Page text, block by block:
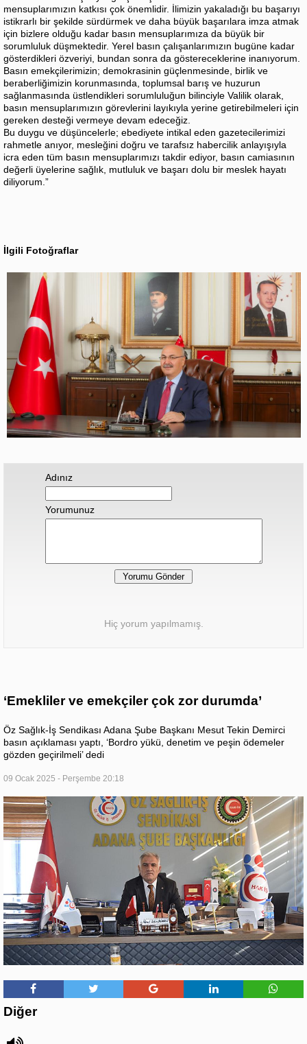
mensuplarımızın katkısı çok önemlidir. İlimizin yakaladığı bu başarıyı
istikrarlı bir şekilde sürdürmek ve daha büyük başarılara imza atmak
için bizlere olduğu kadar basın mensuplarımıza da büyük bir
sorumluluk düşmektedir. Yerel basın çalışanlarımızın bugüne kadar
gösterdikleri özveriyi, bundan sonra da göstereceklerine inanıyorum.
Basın emekçilerimizin; demokrasinin güçlenmesinde, birlik ve
beraberliğimizin korunmasında, toplumsal barış ve huzurun
sağlanmasında üstlendikleri sorumluluğun bilinciyle Valilik olarak,
basın mensuplarımızın görevlerini layıkıyla yerine getirebilmeleri için
gereken desteği vermeye devam edeceğiz.
Bu duygu ve düşüncelerle; ebediyete intikal eden gazetecilerimizi
rahmetle anıyor, mesleğini doğru ve tarafsız habercilik anlayışıyla
icra eden tüm basın mensuplarımızı takdir ediyor, basın camiasının
değerli üyelerine sağlık, mutluluk ve başarı dolu bir meslek hayatı
diliyorum.”
İlgili Fotoğraflar
Adınız
Yorumunuz
Hiç yorum yapılmamış.
‘Emekliler ve emekçiler çok zor durumda’
Öz Sağlık-İş Sendikası Adana Şube Başkanı Mesut Tekin Demirci
basın açıklaması yaptı, ‘Bordro yükü, denetim ve peşin ödemeler
gözden geçirilmeli’ dedi
09 Ocak 2025 - Perşembe 20:18
Diğer